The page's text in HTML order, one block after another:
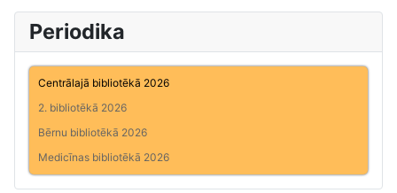
Periodika
Centrālajā bibliotēkā 2026
2. bibliotēkā 2026
Bērnu bibliotēkā 2026
Medicīnas bibliotēkā 2026